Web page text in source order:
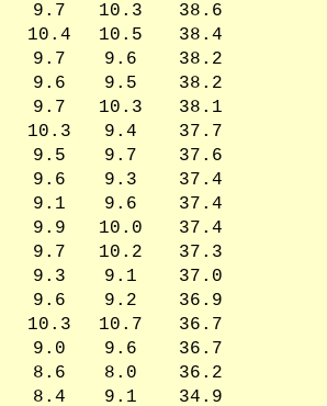
9.7 10.3
38.6
10.4 10.5
38.4
9.7 9.6
38.2
9.6 9.5
38.2
9.7 10.3
38.1
10.3 9.4
37.7
9.5 9.7
37.6
9.6 9.3
37.4
9.1 9.6
37.4
9.9 10.0
37.4
9.7 10.2
37.3
9.3 9.1
37.0
9.6 9.2
36.9
10.3 10.7
36.7
9.0 9.6
36.7
8.6 8.0
36.2
8.4 9.1 34.9